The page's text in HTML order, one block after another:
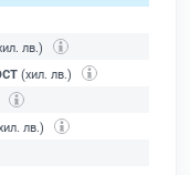
лв.)
(хил. лв.)
лв.)